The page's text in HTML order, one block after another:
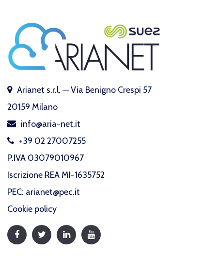
Arianet s.r.l. — Via Benigno Crespi 57
20159 Milano
info@aria-net.it
+39 02 27007255
P.IVA 03079010967
Iscrizione REA MI-1635752
PEC: arianet@pec.it
Cookie policy